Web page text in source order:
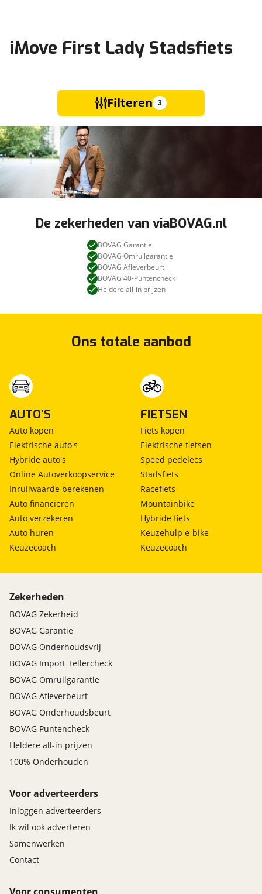
iMove First Lady Stadsfiets
Filteren 3
De zekerheden van viaBOVAG.nl
BOVAG Garantie
BOVAG Omruilgarantie
BOVAG Afleverbeurt
BOVAG 40-Puntencheck
Heldere all-in prijzen
Ons totale aanbod
AUTO'S
Auto kopen
Elektrische auto's
Hybride auto's
Online Autoverkoopservice
Inruilwaarde berekenen
Auto financieren
Auto verzekeren
Auto huren
Keuzecoach
FIETSEN
Fiets kopen
Elektrische fietsen
Speed pedelecs
Stadsfiets
Racefiets
Mountainbike
Hybride fiets
Keuzehulp e-bike
Keuzecoach
Zekerheden
BOVAG Zekerheid
BOVAG Garantie
BOVAG Onderhoudsvrij
BOVAG Import Tellercheck
BOVAG Omruilgarantie
BOVAG Afleverbeurt
BOVAG Onderhoudsbeurt
BOVAG Puntencheck
Heldere all-in prijzen
100% Onderhouden
Voor adverteerders
Inloggen adverteerders
Ik wil ook adverteren
Samenwerken
Contact